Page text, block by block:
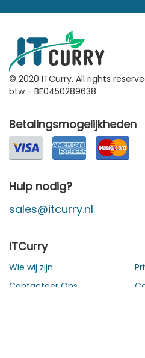
© 2020 ITCurry. All rights
btw - BE0450289638
Betalingsmogelijkheden
Hulp nodig?
sales@itcurry.nl
ITCurry
Wie wij zijn
Contacteer Ons